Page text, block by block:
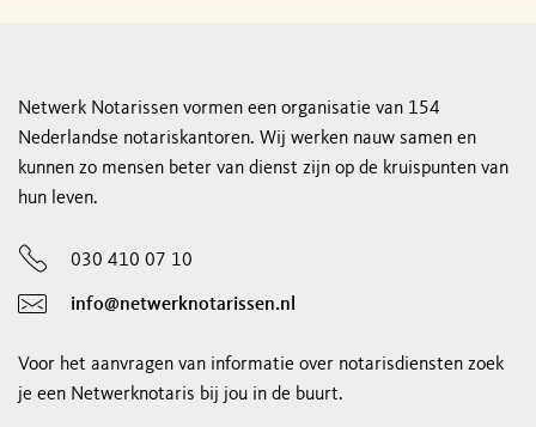
Netwerk Notarissen vormen een organisatie van 154
Nederlandse notariskantoren. Wij werken nauw samen en
kunnen zo mensen beter van dienst zijn op de kruispunten van
hun leven.
030 410 07 10
info@netwerknotarissen.nl
Voor het aanvragen van informatie over notarisdiensten zoek
je een Netwerknotaris bij jou in de buurt.